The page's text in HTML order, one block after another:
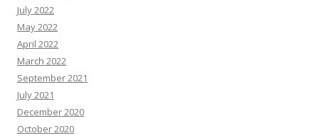
July 2022
May 2022
April 2022
March 2022
September 2021
July 2021
December 2020
October 2020